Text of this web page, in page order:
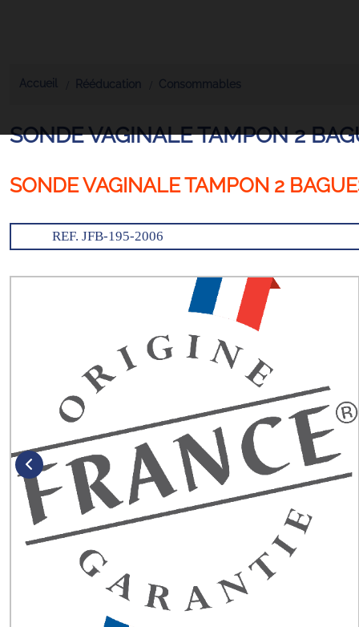
Accueil Rééducation Consommables
SONDE VAGINALE TAMPON 2
SONDE VAGINALE TAMPON 2
REF. JFB-195-2006